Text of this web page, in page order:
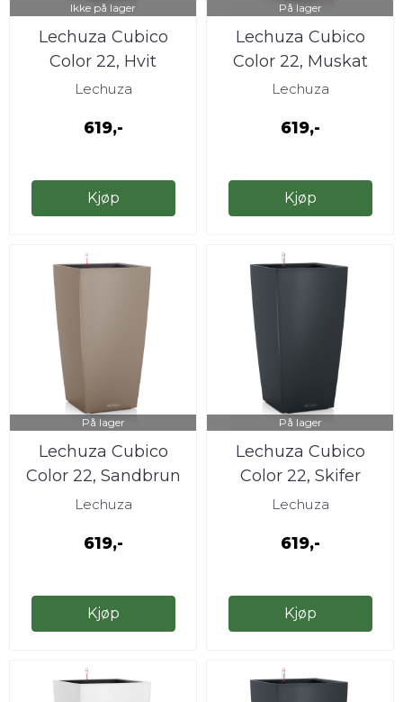
Ikke på lager
Lechuza Cubico
Color 22, Hvit
Lechuza
619,-
Kjøp
På lager
Lechuza Cubico
Color 22, Muskat
Lechuza
619,-
Kjøp
På lager
Lechuza Cubico
Color 22, Sandbrun
Lechuza
619,-
Kjøp
På lager
Lechuza Cubico
Color 22, Skifer
Lechuza
619,-
Kjøp